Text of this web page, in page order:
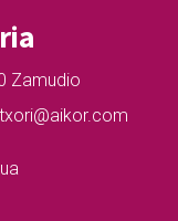
Zamudio